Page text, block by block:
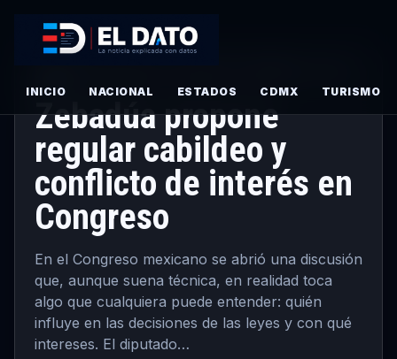
INICIO NACIONAL ESTADOS CDMX TURISMO
Zebadúa propone
regular cabildeo y
conflicto de interés en
Congreso
En el Congreso mexicano se abrió una discusión
que, aunque suena técnica, en realidad toca
algo que cualquiera puede entender: quién
influye en las decisiones de las leyes y con qué
intereses. El diputado…